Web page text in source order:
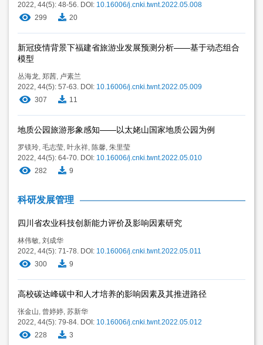
2022, 44(5): 48-56. DOI: 10.16006/j.cnki.twnt.2022.05.008
299
20
新冠疫情背景下福建省旅游业发展预测分析——基于动态组合
模型
丛海龙, 郑茜, 卢素兰
2022, 44(5): 57-63. DOI: 10.16006/j.cnki.twnt.2022.05.009
307
11
地质公园旅游形象感知——以太姥山国家地质公园为例
罗镁玲, 毛志莹, 叶永祥, 陈馨, 朱里莹
2022, 44(5): 64-70. DOI: 10.16006/j.cnki.twnt.2022.05.010
282
9
科研发展管理
四川省农业科技创新能力评价及影响因素研究
林伟敏, 刘成华
2022, 44(5): 71-78. DOI: 10.16006/j.cnki.twnt.2022.05.011
300
9
高校碳达峰碳中和人才培养的影响因素及其推进路径
张金山, 曾婷婷, 苏新华
2022, 44(5): 79-84. DOI: 10.16006/j.cnki.twnt.2022.05.012
228
3